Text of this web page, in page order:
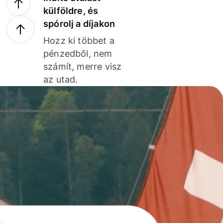
külföldre, és
spórolj a díjakon
Hozz ki többet a
pénzedből, nem
számít, merre visz
az utad.